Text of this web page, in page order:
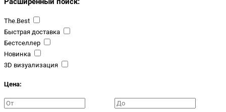
The.Best
Быстрая доставка
Бестселлер
Новинка
3D визуализация
Цена: